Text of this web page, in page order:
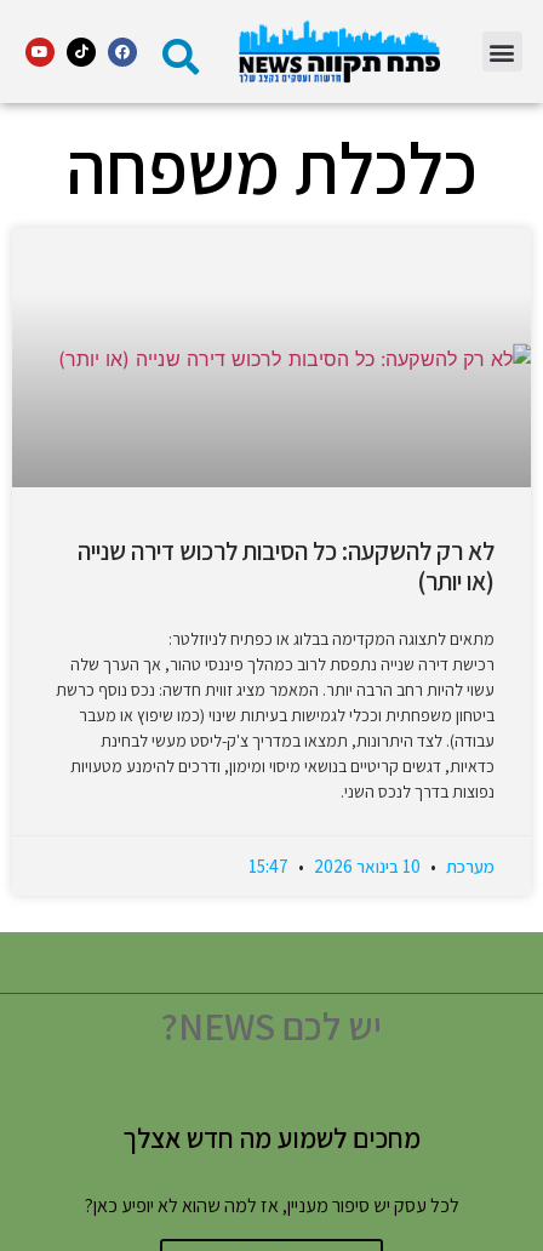
כלכלת משפחה
לא רק להשקעה: כל הסיבות לרכוש דירה שנייה
(או יותר)
מתאים לתצוגה המקדימה בבלוג או כפתיח לניוזלטר:
רכישת דירה שנייה נתפסת לרוב כמהלך פיננסי טהור, אך הערך שלה
עשוי להיות רחב הרבה יותר. המאמר מציג זווית חדשה: נכס נוסף כרשת
ביטחון משפחתית וככלי לגמישות בעיתות שינוי (כמו שיפוץ או מעבר
עבודה). לצד היתרונות, תמצאו במדריך צ'ק-ליסט מעשי לבחינת
כדאיות, דגשים קריטיים בנושאי מיסוי ומימון, ודרכים להימנע מטעויות
נפוצות בדרך לנכס השני.
מערכת
יש לכם NEWS?
מחכים לשמוע מה חדש אצלך
לכל עסק יש סיפור מעניין, אז למה שהוא לא יופיע כאן?